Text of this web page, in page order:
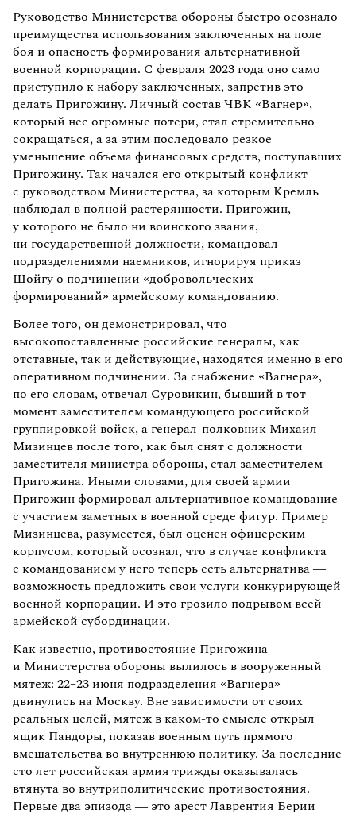
Руководство Министерства обороны быстро осознало
преимущества использования заключенных на поле
боя и опасность формирования альтернативной
военной корпорации. С февраля 2023 года оно само
приступило к набору заключенных, запретив это
делать Пригожину. Личный состав ЧВК «Вагнер»,
который нес огромные потери, стал стремительно
сокращаться, а за этим последовало резкое
уменьшение объема финансовых средств, поступавших
Пригожину. Так начался его открытый конфликт
с руководством Министерства, за которым Кремль
наблюдал в полной растерянности. Пригожин,
у которого не было ни воинского звания,
ни государственной должности, командовал
подразделениями наемников, игнорируя приказ
Шойгу о подчинении «добровольческих
формирований» армейскому командованию.
Более того, он демонстрировал, что
высокопоставленные российские генералы, как
отставные, так и действующие, находятся именно в его
оперативном подчинении. За снабжение «Вагнера»,
по его словам, отвечал Суровикин, бывший в тот
момент заместителем командующего российской
группировкой войск, а генерал-полковник Михаил
Мизинцев после того, как был снят с должности
заместителя министра обороны, стал заместителем
Пригожина. Иными словами, для своей армии
Пригожин формировал альтернативное командование
с участием заметных в военной среде фигур. Пример
Мизинцева, разумеется, был оценен офицерским
корпусом, который осознал, что в случае конфликта
с командованием у него теперь есть альтернатива —
возможность предложить свои услуги конкурирующей
военной корпорации. И это грозило подрывом всей
армейской субординации.
Как известно, противостояние Пригожина
и Министерства обороны вылилось в вооруженный
мятеж: 22–23 июня подразделения «Вагнера»
двинулись на Москву. Вне зависимости от своих
реальных целей, мятеж в каком-то смысле открыл
ящик Пандоры, показав военным путь прямого
вмешательства во внутреннюю политику. За последние
сто лет российская армия трижды оказывалась
втянута во внутриполитические противостояния.
Первые два эпизода — это арест Лаврентия Берии